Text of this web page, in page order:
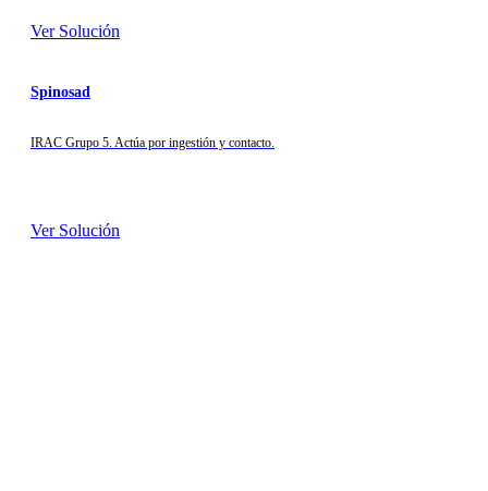
Ver Solución
Spinosad
IRAC Grupo 5. Actúa por ingestión y contacto.
Ver Solución